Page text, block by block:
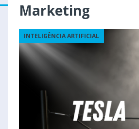
ARTIFICIAL
]
Voice Agents no Microsoft Foundry: como
com IA
INTELIGÊNCIA ARTIFICIAL
Orchestration Workflow no Microsoft
LLM
Marketing
INTELIGÊNCIA ARTIFICIAL